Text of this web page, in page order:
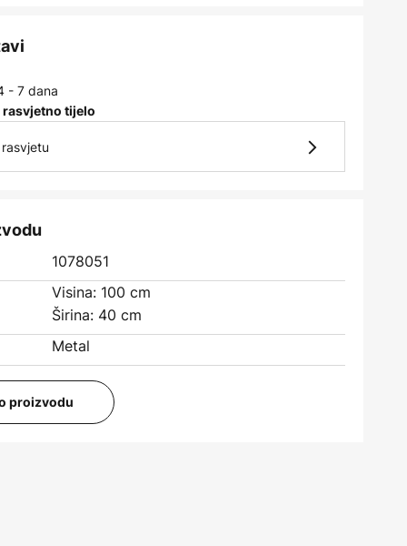
- 7 dana
tijelo
1078051
Visina: 100 cm
Širina: 40 cm
Metal
proizvodu